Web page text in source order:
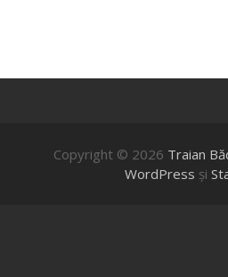
Copyright © 2026 Traian
WordPress şi